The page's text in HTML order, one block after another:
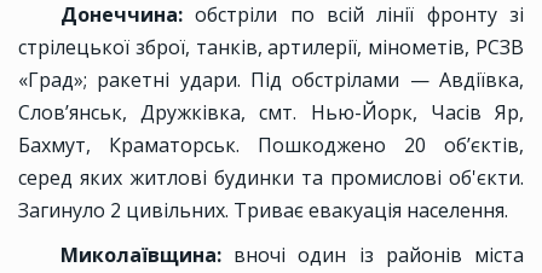
Донеччина: обстріли по всій лінії фронту зі
стрілецької зброї, танків, артилерії, мінометів, РСЗВ
«Град»; ракетні удари. Під обстрілами — Авдіївка,
Слов’янськ, Дружківка, смт. Нью-Йорк, Часів Яр,
Бахмут, Краматорськ. Пошкоджено 20 об’єктів,
серед яких житлові будинки та промислові об'єкти.
Загинуло 2 цивільних. Триває евакуація населення.
Миколаївщина: вночі один із районів міста